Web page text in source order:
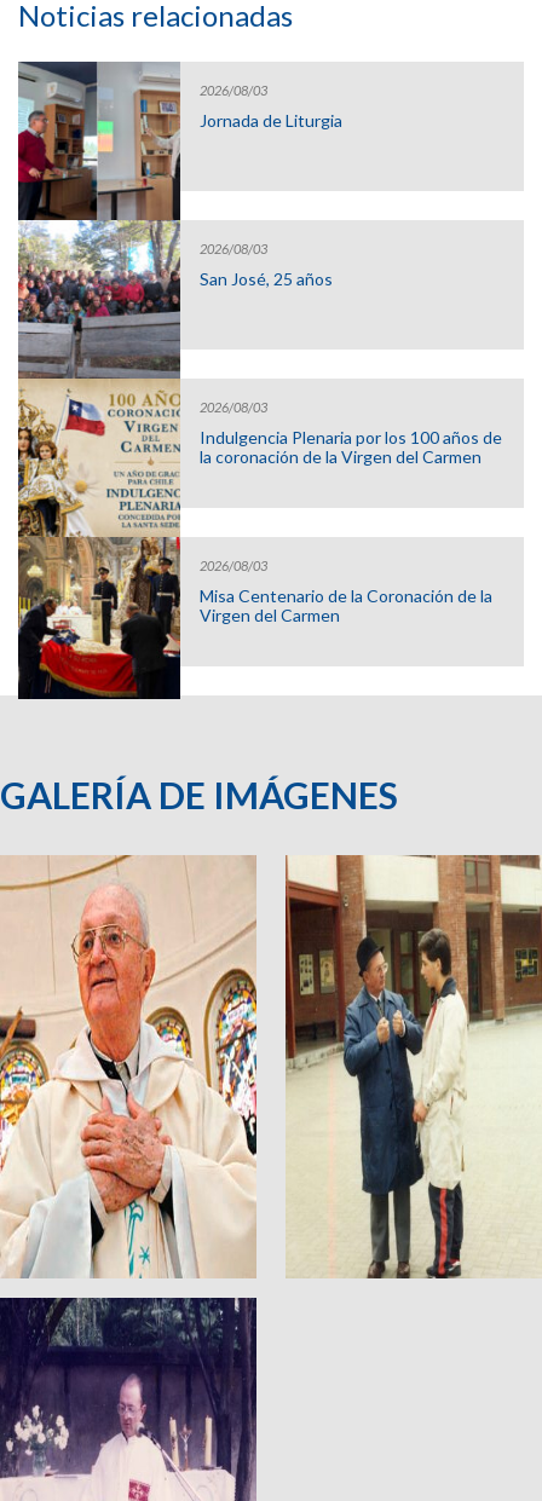
Noticias relacionadas
2026/08/03
Jornada de Liturgia
2026/08/03
San José, 25 años
2026/08/03
Indulgencia Plenaria por los 100 años de
la coronación de la Virgen del Carmen
2026/08/03
Misa Centenario de la Coronación de la
Virgen del Carmen
GALERÍA DE IMÁGENES